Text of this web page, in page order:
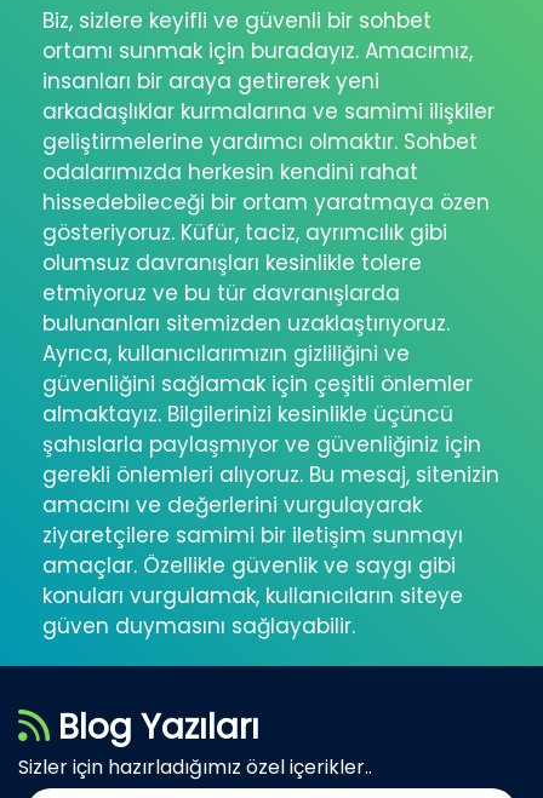
Biz, sizlere keyifli ve güvenli bir sohbet
ortamı sunmak için buradayız. Amacımız,
insanları bir araya getirerek yeni
arkadaşlıklar kurmalarına ve samimi ilişkiler
geliştirmelerine yardımcı olmaktır. Sohbet
odalarımızda herkesin kendini rahat
hissedebileceği bir ortam yaratmaya özen
gösteriyoruz. Küfür, taciz, ayrımcılık gibi
olumsuz davranışları kesinlikle tolere
etmiyoruz ve bu tür davranışlarda
bulunanları sitemizden uzaklaştırıyoruz.
Ayrıca, kullanıcılarımızın gizliliğini ve
güvenliğini sağlamak için çeşitli önlemler
almaktayız. Bilgilerinizi kesinlikle üçüncü
şahıslarla paylaşmıyor ve güvenliğiniz için
gerekli önlemleri alıyoruz. Bu mesaj, sitenizin
amacını ve değerlerini vurgulayarak
ziyaretçilere samimi bir iletişim sunmayı
amaçlar. Özellikle güvenlik ve saygı gibi
konuları vurgulamak, kullanıcıların siteye
güven duymasını sağlayabilir.
Blog Yazıları
Sizler için hazırladığımız özel içerikler..